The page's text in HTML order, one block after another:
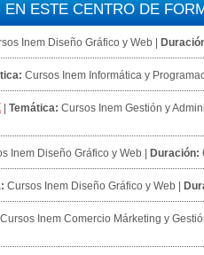
ESTE CENTRO DE
Inem Diseño Gráfico y Web
Cursos Inem Informática y
Temática: Cursos Inem Gestión y
Inem Diseño Gráfico y Web Duración:
Cursos Inem Diseño Gráfico y Web
Cursos Inem Comercio Márketing y